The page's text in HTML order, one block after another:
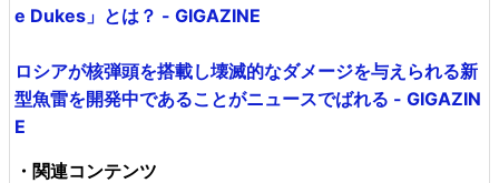
e Dukes」とは？ - GIGAZINE
ロシアが核弾頭を搭載し壊滅的なダメージを与えられる新
型魚雷を開発中であることがニュースでばれる - GIGAZIN
E
・関連コンテンツ